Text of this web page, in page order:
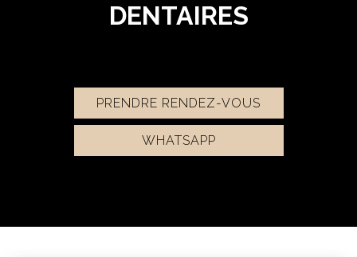
DENTAIRES
PRENDRE RENDEZ-VOUS
WHATSAPP